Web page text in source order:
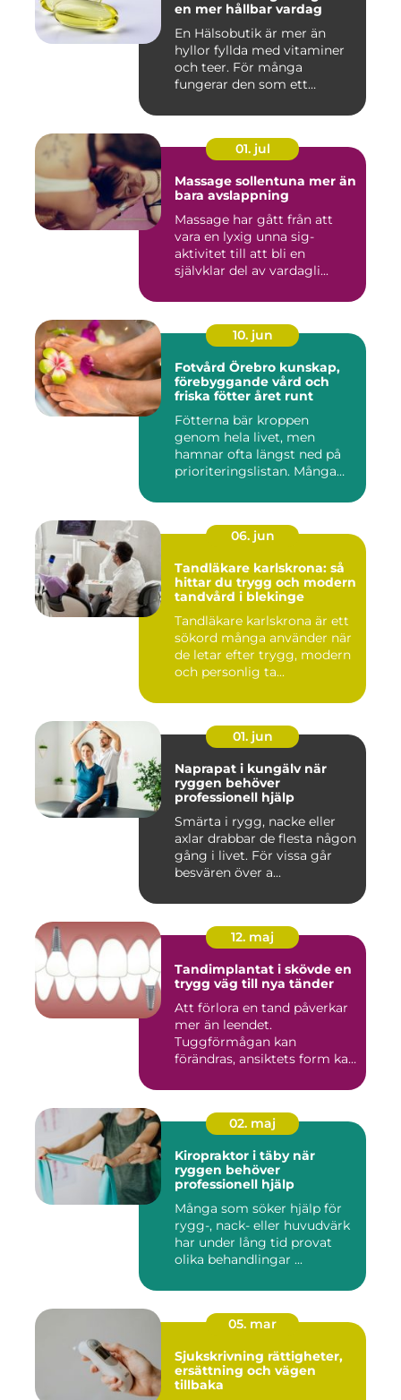
en mer hållbar vardag
En Hälsobutik är mer än
hyllor fyllda med vitaminer
och teer. För många
fungerar den som ett
01. jul
Massage sollentuna mer än
bara avslappning
Massage har gått från att
vara en lyxig unna sig-
aktivitet till att bli en
självklar del av vardagli...
10. jun
Fotvård Örebro kunskap,
förebyggande vård och
friska fötter året runt
Fötterna bär kroppen
genom hela livet, men
hamnar ofta längst ned på
prioriteringslistan. Många
06. jun
Tandläkare karlskrona: så
hittar du trygg och modern
tandvård i blekinge
Tandläkare karlskrona är ett
sökord många använder när
de letar efter trygg, modern
och personlig ta...
01. jun
Naprapat i kungälv när
ryggen behöver
professionell hjälp
Smärta i rygg, nacke eller
axlar drabbar de flesta någon
gång i livet. För vissa går
besvären över a...
12. maj
Tandimplantat i skövde en
trygg väg till nya tänder
Att förlora en tand påverkar
mer än leendet.
Tuggförmågan kan
förändras, ansiktets form kan
02. maj
Kiropraktor i täby när
ryggen behöver
professionell hjälp
Många som söker hjälp för
rygg-, nack- eller huvudvärk
har under lång tid provat
olika behandlingar ...
05. mar
Sjukskrivning rättigheter,
ersättning och vägen
tillbaka